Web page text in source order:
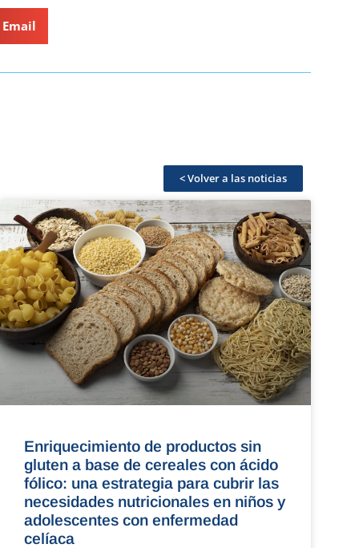
Email
< Volver a las noticias
Enriquecimiento de productos sin
gluten a base de cereales con ácido
fólico: una estrategia para cubrir las
necesidades nutricionales en niños y
adolescentes con enfermedad
celíaca